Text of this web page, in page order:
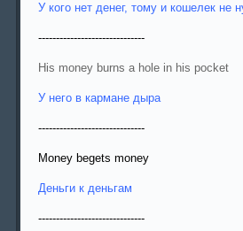
У кого нет денег, тому и кошелек не
------------------------------
His money burns a hole in his pocket
У него в кармане дыра
------------------------------
Money begets money
Деньги к деньгам
------------------------------